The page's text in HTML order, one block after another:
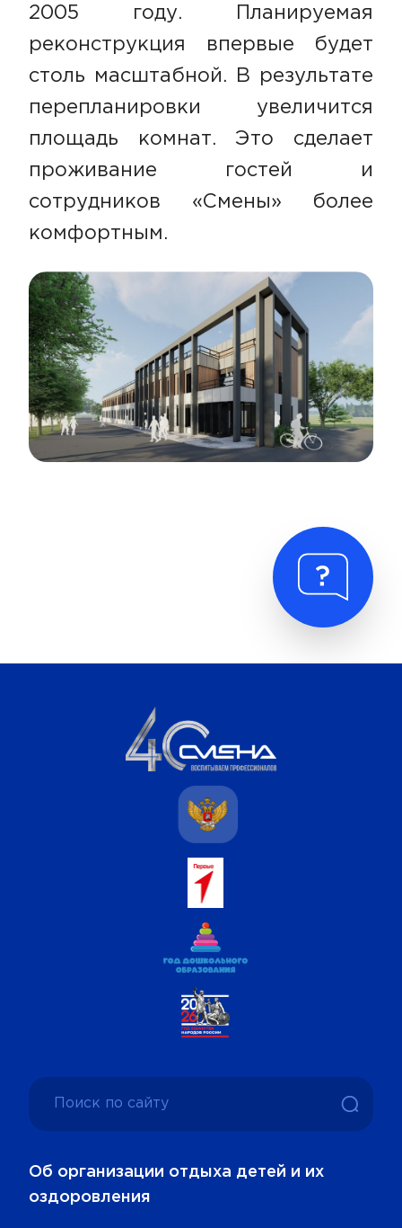
2005 году. Планируемая
реконструкция впервые будет
столь масштабной. В результате
перепланировки увеличится
площадь комнат. Это сделает
проживание гостей и
сотрудников «Смены» более
комфортным.
Об организации отдыха детей и их
оздоровления